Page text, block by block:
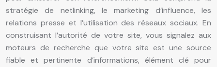
stratégie de netlinking, le marketing d’influence, les
relations presse et l’utilisation des réseaux sociaux. En
construisant l’autorité de votre site, vous signalez aux
moteurs de recherche que votre site est une source
fiable et pertinente d’informations, élément clé pour